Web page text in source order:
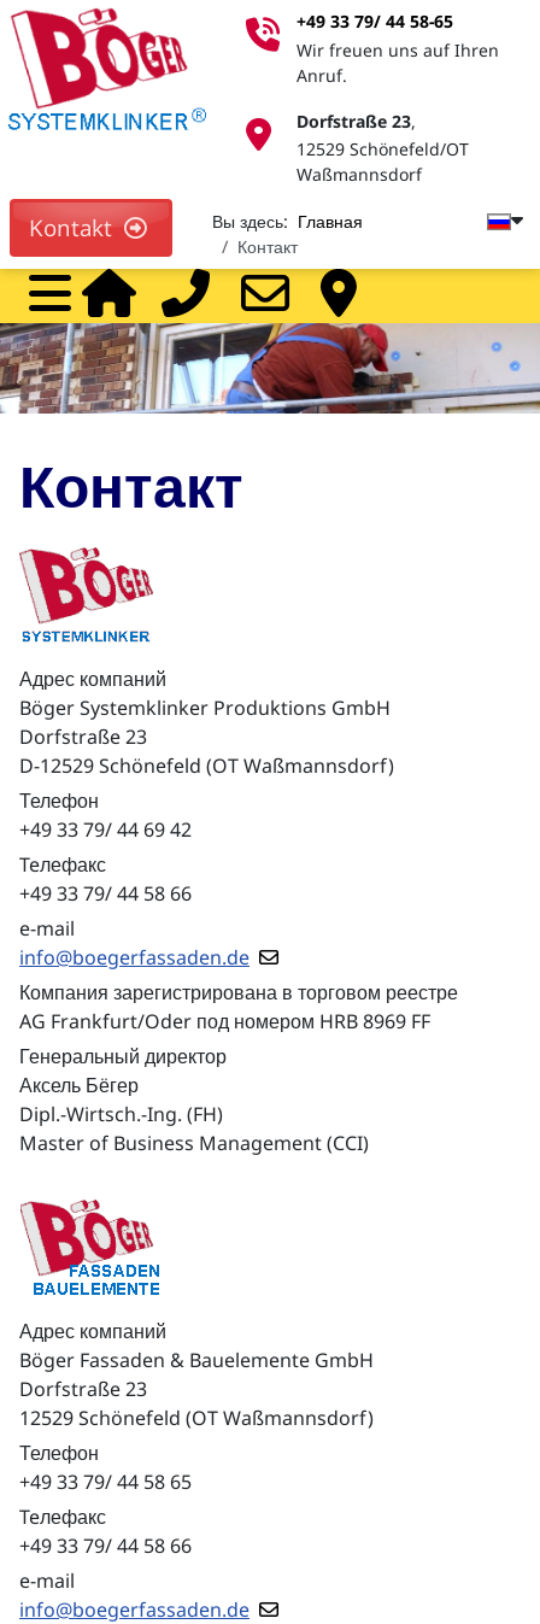
Kontakt
+49 33 79/ 44 58-65
Wir freuen uns auf Ihren
Anruf.
Dorfstraße 23,
12529 Schönefeld/OT
Waßmannsdorf
Вы здесь: Главная
Контакт
HomeCall
дилеры
Контакт
Адрес компаний
Böger Systemklinker Produktions GmbH
Dorfstraße 23
D-12529 Schönefeld (OT Waßmannsdorf)
Телефон
+49 33 79/ 44 69 42
Teлефакс
+49 33 79/ 44 58 66
e-mail
info@boegerfassaden.de
Компания зарегистрирована в торговом реестре
AG Frankfurt/Oder под номером HRB 8969 FF
Генеральный директор
Аксель Бёгер
Dipl.-Wirtsch.-Ing. (FH)
Master of Business Management (CCI)
Адрес компаний
Böger Fassaden & Bauelemente GmbH
Dorfstraße 23
12529 Schönefeld (OT Waßmannsdorf)
Телефон
+49 33 79/ 44 58 65
Teлефакс
+49 33 79/ 44 58 66
e-mail
info@boegerfassaden.de